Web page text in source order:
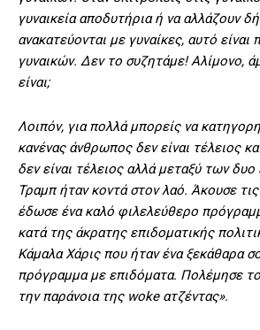
γυναικεία αποδυτήρια ή να αλλάζουν
ανακατεύονται με γυναίκες, αυτό
γυναικών. Δεν το συζητάμε! Αλίμονο,
είναι;
Λοιπόν, για πολλά μπορείς να
κανένας άνθρωπος δεν είναι τέλειος
δεν είναι τέλειος αλλά μεταξύ των δυο
Τραμπ ήταν κοντά στον λαό. Άκουσε
έδωσε ένα καλό φιλελεύθερο
κατά της άκρατης επιδοματικής
Κάμαλα Χάρις που ήταν ένα ξεκάθαρα
πρόγραμμα με επιδόματα. Πολέμησε
την παράνοια της woke ατζέντας».